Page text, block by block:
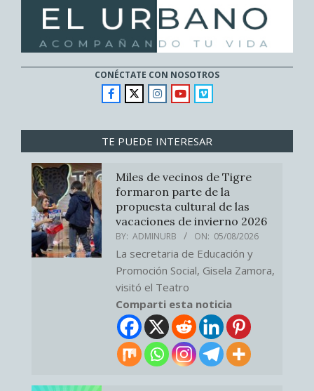
CONÉCTATE CON NOSOTROS
TE PUEDE INTERESAR
Miles de vecinos de Tigre
formaron parte de la
propuesta cultural de las
vacaciones de invierno 2026
BY: ADMINURB ON: 05/08/2026
La secretaria de Educación y
Promoción Social, Gisela Zamora,
visitó el Teatro
Comparti esta noticia